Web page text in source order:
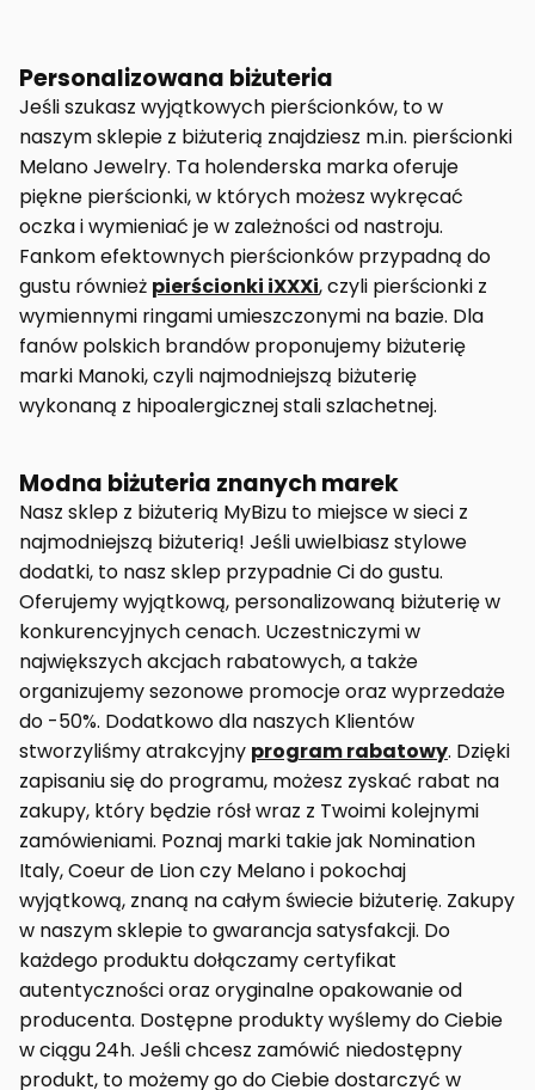
Personalizowana biżuteria
Jeśli szukasz wyjątkowych pierścionków, to w
naszym sklepie z biżuterią znajdziesz m.in. pierścionki
Melano Jewelry. Ta holenderska marka oferuje
piękne pierścionki, w których możesz wykręcać
oczka i wymieniać je w zależności od nastroju.
Fankom efektownych pierścionków przypadną do
gustu również pierścionki iXXXi, czyli pierścionki z
wymiennymi ringami umieszczonymi na bazie. Dla
fanów polskich brandów proponujemy biżuterię
marki Manoki, czyli najmodniejszą biżuterię
wykonaną z hipoalergicznej stali szlachetnej.
Modna biżuteria znanych marek
Nasz sklep z biżuterią MyBizu to miejsce w sieci z
najmodniejszą biżuterią! Jeśli uwielbiasz stylowe
dodatki, to nasz sklep przypadnie Ci do gustu.
Oferujemy wyjątkową, personalizowaną biżuterię w
konkurencyjnych cenach. Uczestniczymi w
największych akcjach rabatowych, a także
organizujemy sezonowe promocje oraz wyprzedaże
do -50%. Dodatkowo dla naszych Klientów
stworzyliśmy atrakcyjny program rabatowy. Dzięki
zapisaniu się do programu, możesz zyskać rabat na
zakupy, który będzie rósł wraz z Twoimi kolejnymi
zamówieniami. Poznaj marki takie jak Nomination
Italy, Coeur de Lion czy Melano i pokochaj
wyjątkową, znaną na całym świecie biżuterię. Zakupy
w naszym sklepie to gwarancja satysfakcji. Do
każdego produktu dołączamy certyfikat
autentyczności oraz oryginalne opakowanie od
producenta. Dostępne produkty wyślemy do Ciebie
w ciągu 24h. Jeśli chcesz zamówić niedostępny
produkt, to możemy go do Ciebie dostarczyć w